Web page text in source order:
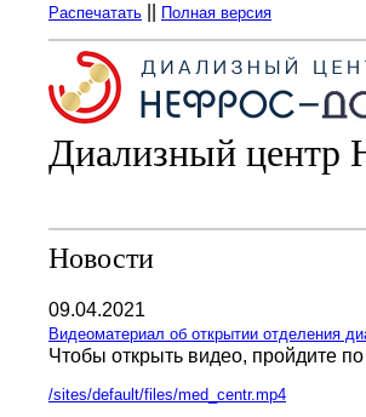
Распечатать Полная версия
Диализный
Новости
09.04.2021
Видеоматериал об открытии отделения
Чтобы открыть видео, пройдите
/sites/default/files/med_centr.mp4